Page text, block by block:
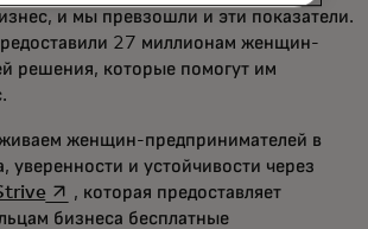
и мы превзошли и эти показатели.
27 миллионам женщин-
решения, которые помогут им
женщин-предпринимателей в
уверенности и устойчивости через
opens in a new tab
, которая предоставляет
бизнеса бесплатные